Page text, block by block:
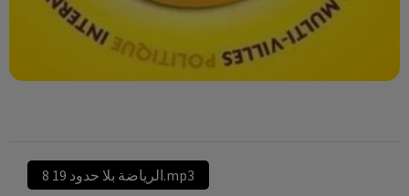
الرياضة بلا حدود 19 8.mp3